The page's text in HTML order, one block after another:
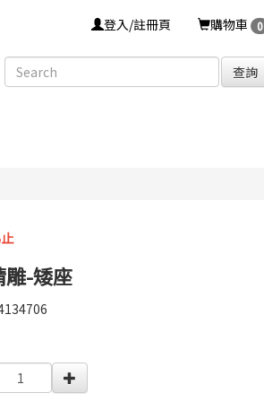
登入/註冊頁 購物車 0
查詢
雕-矮座